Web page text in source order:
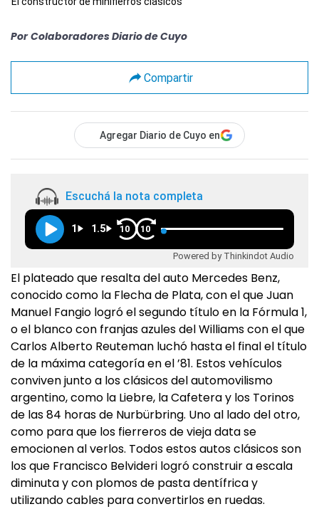
Por Colaboradores Diario de Cuyo
Compartir
Agregar Diario de Cuyo en
Escuchá la nota completa
1 1.5 10 10
Powered by Thinkindot Audio
El plateado que resalta del auto Mercedes Benz,
conocido como la Flecha de Plata, con el que Juan
Manuel Fangio logró el segundo título en la Fórmula 1,
o el blanco con franjas azules del Williams con el que
Carlos Alberto Reuteman luchó hasta el final el título
de la máxima categoría en el ’81. Estos vehículos
conviven junto a los clásicos del automovilismo
argentino, como la Liebre, la Cafetera y los Torinos
de las 84 horas de Nurbürbring. Uno al lado del otro,
como para que los fierreros de vieja data se
emocionen al verlos. Todos estos autos clásicos son
los que Francisco Belvideri logró construir a escala
diminuta y con plomos de pasta dentífrica y
utilizando cables para convertirlos en ruedas.